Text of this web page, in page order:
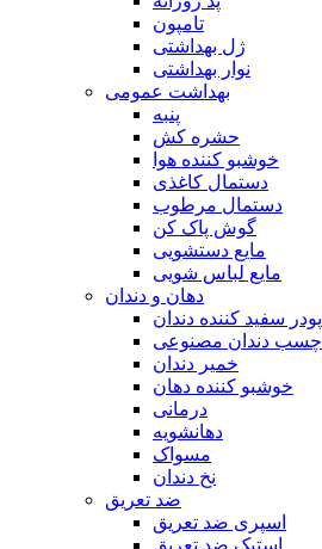
تامپون
ژل بهداشتی
نوار بهداشتی
بهداشت عمومی
پنبه
حشره کش
خوشبو کننده هوا
دستمال کاغذی
دستمال مرطوب
گوش پاک کن
مایع دستشویی
مایع لباس شویی
دهان و دندان
پودر سفید کننده دندان
چسب دندان مصنوعی
خمیر دندان
خوشبو کننده دهان
درمانی
دهانشویه
مسواک
نخ دندان
ضد تعریق
اسپری ضد تعریق